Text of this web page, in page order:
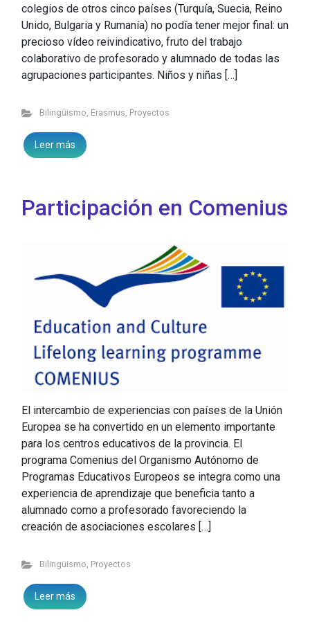
colegios de otros cinco países (Turquía, Suecia, Reino
Unido, Bulgaria y Rumanía) no podía tener mejor final: un
precioso vídeo reivindicativo, fruto del trabajo
colaborativo de profesorado y alumnado de todas las
agrupaciones participantes. Niños y niñas […]
Bilingüismo, Erasmus, Proyectos
Leer más
Participación en Comenius
El intercambio de experiencias con países de la Unión
Europea se ha convertido en un elemento importante
para los centros educativos de la provincia. El
programa Comenius del Organismo Autónomo de
Programas Educativos Europeos se integra como una
experiencia de aprendizaje que beneficia tanto a
alumnado como a profesorado favoreciendo la
creación de asociaciones escolares […]
Bilingüismo Proyectos
Leer más